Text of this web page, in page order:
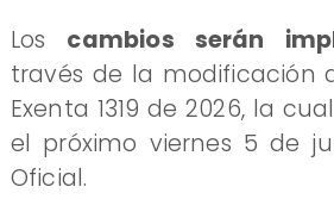
Los cambios serán
través de la modificación
Exenta 1319 de 2026, la
el próximo viernes 5 de
Oficial.